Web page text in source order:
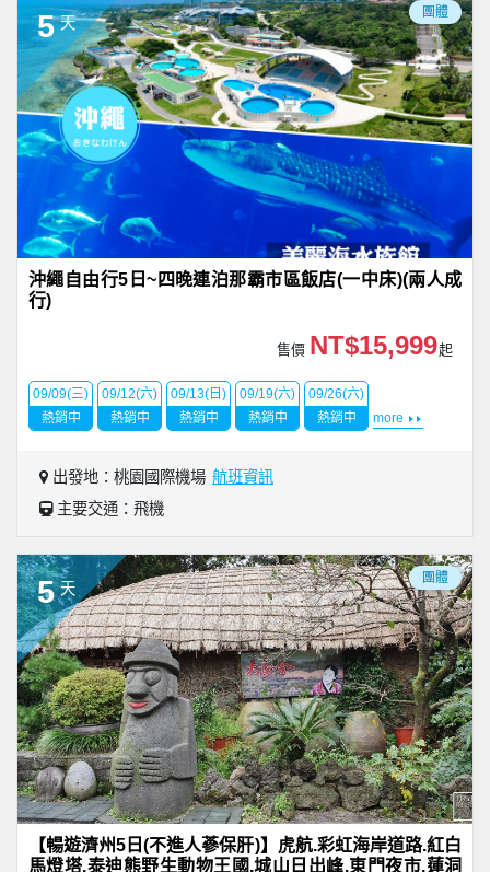
5 天
團體
沖繩自由行5日~四晚連泊那霸市區飯店(一中床)(兩人成
行)
售價 NT$15,999起
09/09(三)
熱銷中
09/12(六)
熱銷中
09/13(日)
熱銷中
09/19(六)
熱銷中
09/26(六)
熱銷中
more
出發地：桃園國際機場 航班資訊
主要交通：飛機
5 天
團體
【暢遊濟州5日(不進人蔘保肝)】虎航.彩虹海岸道路.紅白
馬燈塔.泰迪熊野生動物王國.城山日出峰.東門夜市.蓮洞